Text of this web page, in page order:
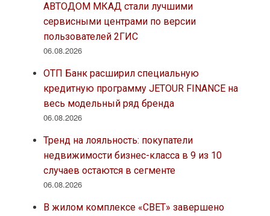
АВТОДОМ МКАД стали лучшими
сервисными центрами по версии
пользователей 2ГИС
06.08.2026
ОТП Банк расширил специальную
кредитную программу JETOUR FINANCE на
весь модельный ряд бренда
06.08.2026
Тренд на лояльность: покупатели
недвижимости бизнес-класса в 9 из 10
случаев остаются в сегменте
06.08.2026
В жилом комплексе «СВЕТ» завершено